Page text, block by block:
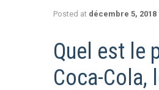
Posted at décembre 5, 2018
Quel est le
Coca-Cola,